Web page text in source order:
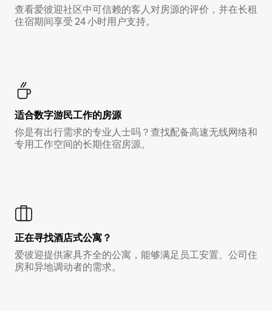
查看爱彼迎社区中可信赖的客人对房源的评价，并在长租
住宿期间享受 24 小时用户支持。
适合数字游民工作的房源
你是有出行需求的专业人士吗？查找配备高速无线网络和
专用工作空间的长期住宿房源。
正在寻找酒店式公寓？
爱彼迎提供家具齐全的公寓，能够满足员工安置、公司住
房和异地调动者的需求。